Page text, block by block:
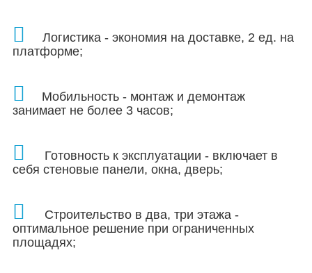
Логистика - экономия на доставке, 2 ед. на
платформе;
Мобильность - монтаж и демонтаж
занимает не более 3 часов;
Готовность к эксплуатации - включает в
себя стеновые панели, окна, дверь;
Строительство в два, три этажа -
оптимальное решение при ограниченных
площадях;